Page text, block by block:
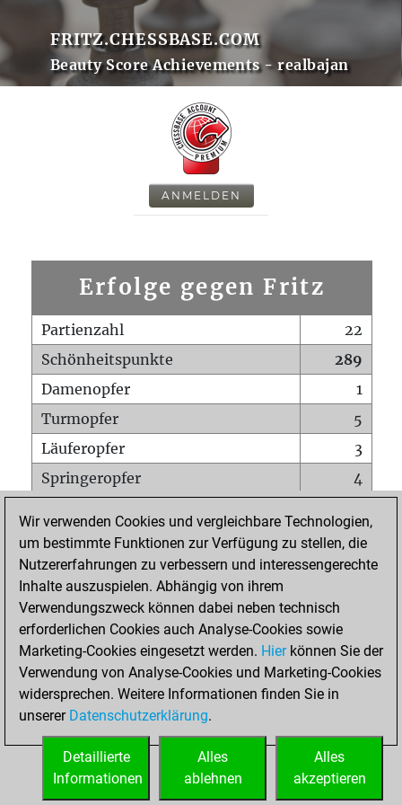
FRITZ.CHESSBASE.COM
Beauty Score Achievements - realbajan
ANMELDEN
Erfolge gegen Fritz
Partienzahl
22
Schönheitspunkte
289
Damenopfer
1
Turmopfer
5
Läuferopfer
3
Springeropfer
4
Matt auf vollem Brett
0
Bauer setzt Matt
0
Erstickte Matts
Unterverwandlungen
Türme auf der siebten
0
STARTSEITE
Wir verwenden Cookies und vergleichbare Technologien,
um bestimmte Funktionen zur Verfügung zu stellen, die
Nutzererfahrungen zu verbessern und interessengerechte
Inhalte auszuspielen. Abhängig von ihrem
Verwendungszweck können dabei neben technisch
erforderlichen Cookies auch Analyse-Cookies sowie
Marketing-Cookies eingesetzt werden. Hierkönnen Sie der
Verwendung von Analyse-Cookies und Marketing-Cookies
widersprechen. Weitere Informationen finden Sie in
unserer Datenschutzerklärung.
Alles
akzeptieren
Alles
ablehnen
Detaillierte
Informationen